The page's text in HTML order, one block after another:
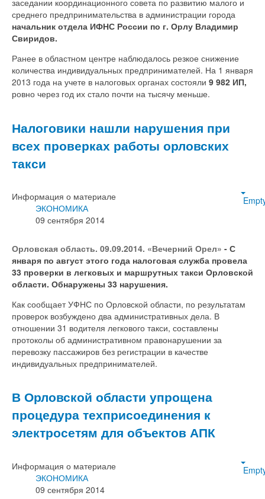
заседании координационного совета по развитию малого и
среднего предпринимательства в администрации города
начальник отдела ИФНС России по г. Орлу Владимир
Свиридов.
Ранее в областном центре наблюдалось резкое снижение
количества индивидуальных предпринимателей. На 1 января
2013 года на учете в налоговых органах состояли 9 982 ИП,
ровно через год их стало почти на тысячу меньше.
Налоговики нашли нарушения при
всех проверках работы орловских
такси
Информация о материале
ЭКОНОМИКА
09 сентября 2014
Орловская область. 09.09.2014. «Вечерний Орел» - С
января по август этого года налоговая служба провела
33 проверки в легковых и маршрутных такси Орловской
области. Обнаружены 33 нарушения.
Как сообщает УФНС по Орловской области, по результатам
проверок возбуждено два административных дела. В
отношении 31 водителя легкового такси, составлены
протоколы об административном правонарушении за
перевозку пассажиров без регистрации в качестве
индивидуальных предпринимателей.
В Орловской области упрощена
процедура техприсоединения к
электросетям для объектов АПК
Информация о материале
ЭКОНОМИКА
09 сентября 2014